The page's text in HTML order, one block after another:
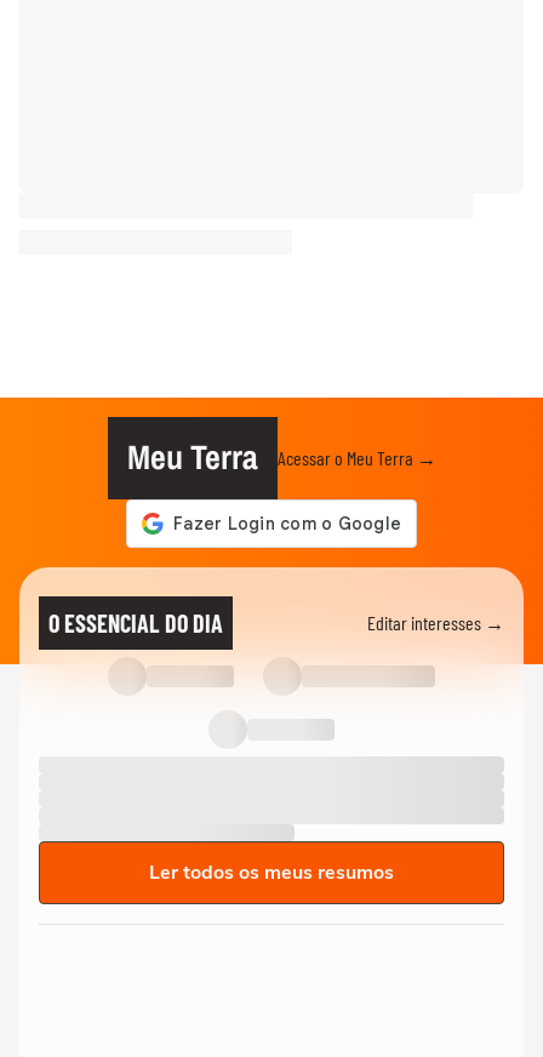
Meu Terra Acessar o Meu Terra →
O ESSENCIAL DO DIA Editar interesses →
Ler todos os meus resumos